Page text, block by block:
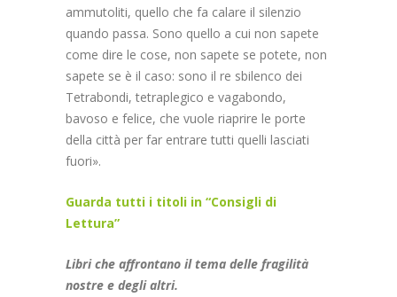
ammutoliti, quello che fa calare il silenzio
quando passa. Sono quello a cui non sapete
come dire le cose, non sapete se potete, non
sapete se è il caso: sono il re sbilenco dei
Tetrabondi, tetraplegico e vagabondo,
bavoso e felice, che vuole riaprire le porte
della città per far entrare tutti quelli lasciati
fuori».
Guarda tutti i titoli in “Consigli di
Lettura”
Libri che affrontano il tema delle fragilità
nostre e degli altri.